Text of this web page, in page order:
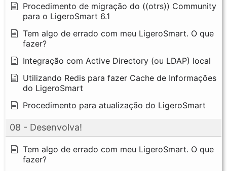
Procedimento de migração do ((otrs)) Community
para o LigeroSmart 6.1
Tem algo de errado com meu LigeroSmart. O que
fazer?
Integração com Active Directory (ou LDAP) local
Utilizando Redis para fazer Cache de Informações
do LigeroSmart
Procedimento para atualização do LigeroSmart
08 - Desenvolva!
Tem algo de errado com meu LigeroSmart. O que
fazer?